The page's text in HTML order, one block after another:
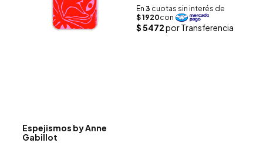
Espejismos by Anne
Gabillot